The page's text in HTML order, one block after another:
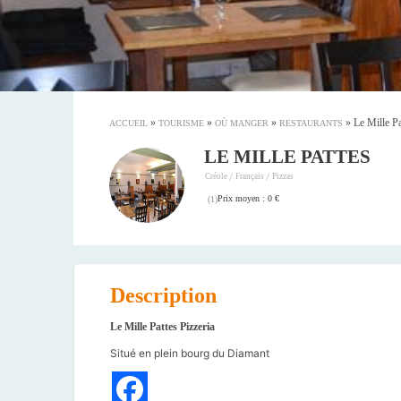
ACCUEIL » TOURISME » OÙ MANGER » RESTAURANTS » Le Mille
LE MILLE PATTES
Créole /Français /Pizzas
(1)Prix moyen : 0 €
Description
Le Mille Pattes Pizzeria
Situé en plein bourg du Diamant